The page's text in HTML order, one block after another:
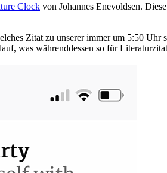
Clock von Johannes Enevoldsen.
Zitat zu unserer immer um 5:50
was währenddessen so für